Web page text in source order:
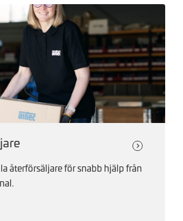
återförsäljare för snabb hjälp från